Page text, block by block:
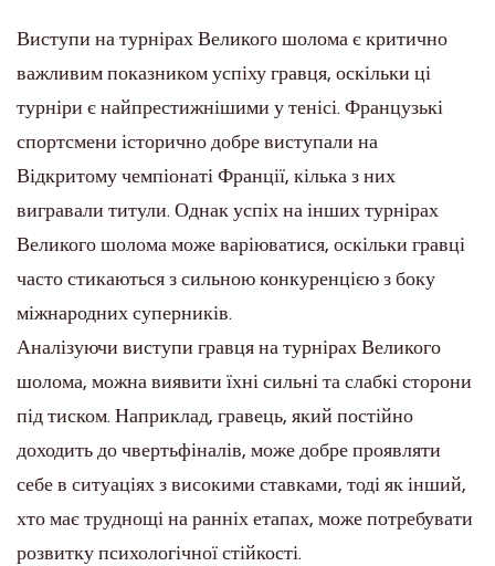
Виступи на турнірах Великого шолома є критично
важливим показником успіху гравця, оскільки ці
турніри є найпрестижнішими у тенісі. Французькі
спортсмени історично добре виступали на
Відкритому чемпіонаті Франції, кілька з них
вигравали титули. Однак успіх на інших турнірах
Великого шолома може варіюватися, оскільки гравці
часто стикаються з сильною конкуренцією з боку
міжнародних суперників.
Аналізуючи виступи гравця на турнірах Великого
шолома, можна виявити їхні сильні та слабкі сторони
під тиском. Наприклад, гравець, який постійно
доходить до чвертьфіналів, може добре проявляти
себе в ситуаціях з високими ставками, тоді як інший,
хто має труднощі на ранніх етапах, може потребувати
розвитку психологічної стійкості.